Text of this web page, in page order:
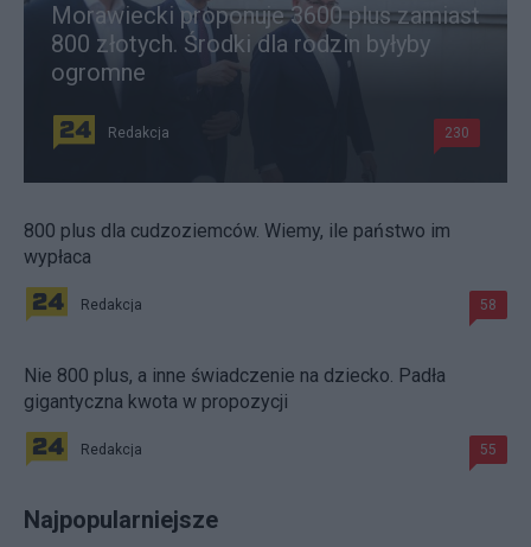
Morawiecki proponuje 3600 plus zamiast
800 złotych. Środki dla rodzin byłyby
ogromne
Redakcja 230
800 plus dla cudzoziemców. Wiemy, ile państwo im
wypłaca
Redakcja 58
Nie 800 plus, a inne świadczenie na dziecko. Padła
gigantyczna kwota w propozycji
Redakcja 55
Najpopularniejsze